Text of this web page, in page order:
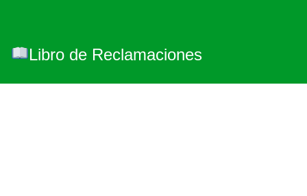
Libro de Reclamaciones